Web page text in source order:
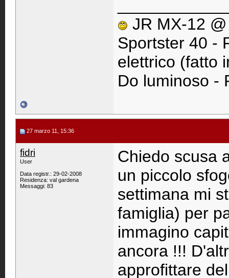
JR MX-12
Sportster 40 -
elettrico (fatto
Do luminoso -
27 marzo 11, 15:36
fidri
User
Data registr.: 29-02-2008
Residenza: val gardena
Messaggi: 83
Chiedo scusa
un piccolo
settimana mi
famiglia) per
immagino
ancora !!!
approfittare